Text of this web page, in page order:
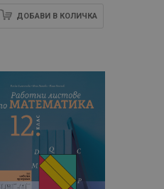
ДОБАВИ В КОЛИЧКА